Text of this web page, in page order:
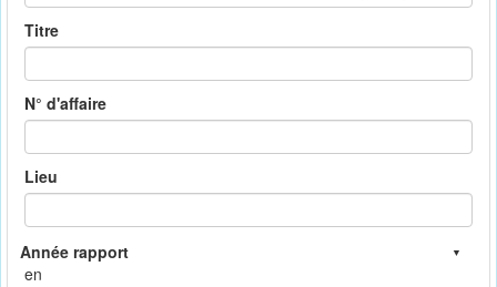
Titre
N° d'affaire
Lieu
en